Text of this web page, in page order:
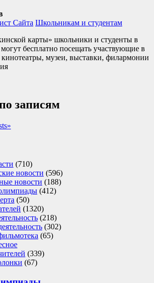
Сайта Школьникам и студентам
карты» школьники и студенты в
могут бесплатно посещать участвующие в
музеи, выставки, филармонии
записям
»
(710)
новости (596)
новости (188)
(412)
(50)
(1320)
(218)
(302)
(65)
(339)
(67)